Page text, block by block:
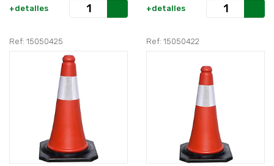
+detalles +detalles
Ref: 15050425 Ref: 15050422